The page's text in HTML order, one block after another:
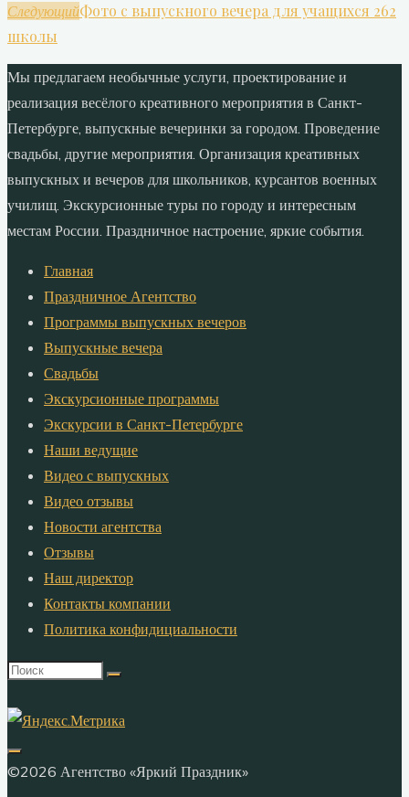
СледующийФото с выпускного вечера для учащихся 262
школы
Мы предлагаем необычные услуги, проектирование и
реализация весёлого креативного мероприятия в Санкт-
Петербурге, выпускные вечеринки за городом. Проведение
свадьбы, другие мероприятия. Организация креативных
выпускных и вечеров для школьников, курсантов военных
училищ. Экскурсионные туры по городу и интересным
местам России. Праздничное настроение, яркие события.
Главная
Праздничное Агентство
Программы выпускных вечеров
Выпускные вечера
Свадьбы
Экскурсионные программы
Экскурсии в Санкт-Петербурге
Наши ведущие
Видео с выпускных
Видео отзывы
Новости агентства
Отзывы
Наш директор
Контакты компании
Политика конфидициальности
Что
©2026 Агентство «Яркий Праздник»